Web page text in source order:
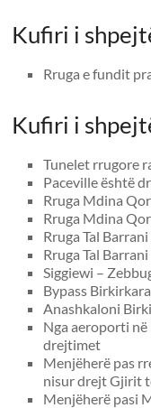
Kufiri i
Rruga e fundit
Kufiri i
Tunelet rrugore
Paceville është
Rruga Mdina
Rruga Mdina
Rruga Tal
Rruga Tal
Siggiewi –
Bypass
Anashkaloni
Nga aeroporti në
drejtimet
Menjëherë pas
nisur drejt Gjirit
Menjëherë pasi